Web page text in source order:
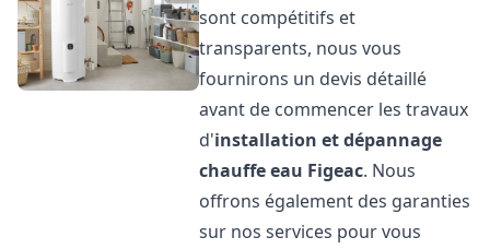
sont compétitifs et
transparents, nous vous
fournirons un devis détaillé
avant de commencer les travaux
d'installation et dépannage
chauffe eau Figeac. Nous
offrons également des garanties
sur nos services pour vous